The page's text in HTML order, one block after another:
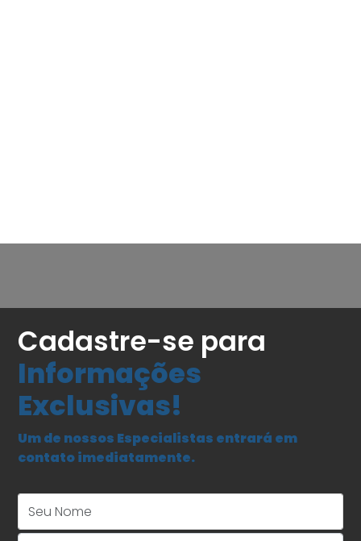
Cadastre-se para
Informações
Exclusivas!
Um de nossos Especialistas entrará em
contato imediatamente.